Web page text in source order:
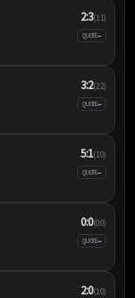
2:3(1:1)
QUOTE–
3:2(2:2)
QUOTE–
5:1(1:0)
QUOTE–
0:0(0:0)
QUOTE–
2:0(1:0)